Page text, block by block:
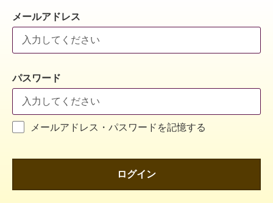
メールアドレス
パスワード
メールアドレス・パスワードを記憶する
ログイン